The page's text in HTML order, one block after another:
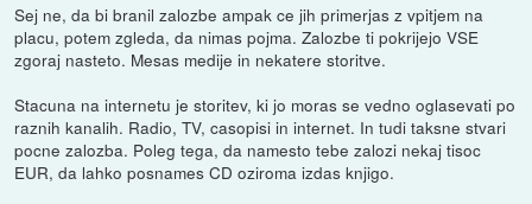
Sej ne, da bi branil zalozbe ampak ce jih primerjas z vpitjem na
placu, potem zgleda, da nimas pojma. Zalozbe ti pokrijejo VSE
zgoraj nasteto. Mesas medije in nekatere storitve.
Stacuna na internetu je storitev, ki jo moras se vedno oglasevati po
raznih kanalih. Radio, TV, casopisi in internet. In tudi taksne stvari
pocne zalozba. Poleg tega, da namesto tebe zalozi nekaj tisoc
EUR, da lahko posnames CD oziroma izdas knjigo.